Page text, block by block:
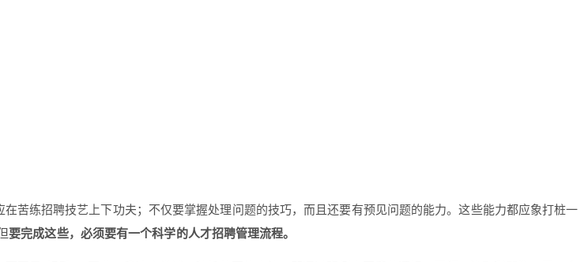
苦练招聘技艺上下功夫；不仅要掌握处理问题的技巧，而且还要有预见问题的能力。这些能力都应象打桩一
要完成这些，必须要有一个科学的人才招聘管理流程。